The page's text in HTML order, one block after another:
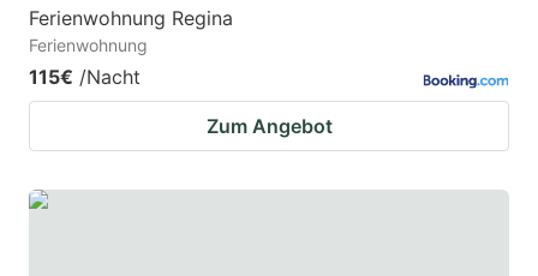
Ferienwohnung Regina
Ferienwohnung
115€ /Nacht
Zum Angebot